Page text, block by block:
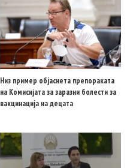
Низ пример објаснета препораката
на Комисијата за заразни болести за
вакцинација на децата